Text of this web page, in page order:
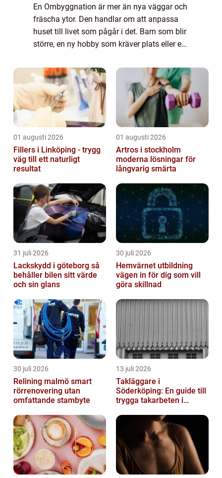
En Ombyggnation är mer än nya väggar och
fräscha ytor. Den handlar om att anpassa
huset till livet som pågår i det. Barn som blir
större, en ny hobby som kräver plats eller ett
behoven förändras, och huset behö...
01 augusti 2026
Fillers i Linköping - trygg
väg till ett naturligt
resultat
01 augusti 2026
Artros i stockholm
moderna lösningar för
långvarig smärta
31 juli 2026
Lackskydd i göteborg så
behåller bilen sitt värde
och sin glans
30 juli 2026
Hemvärnet utbildning
vägen in för dig som vill
göra skillnad
30 juli 2026
Relining malmö smart
rörrenovering utan
omfattande stambyte
13 juli 2026
Takläggare i
Söderköping: En guide till
trygga takarbeten i